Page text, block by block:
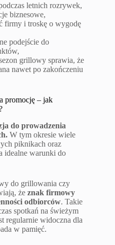
letnich rozrywek,
biznesowe,
firmy i troskę o wygodę
podejście do
grillowy sprawia, że
nawet po zakończeniu
promocję – jak
do prowadzenia
W tym okresie wiele
piknikach oraz
idealne warunki do
do grillowania czy
że znak firmowy
odbiorców. Takie
spotkań na świeżym
regularnie widoczna dla
w pamięć.